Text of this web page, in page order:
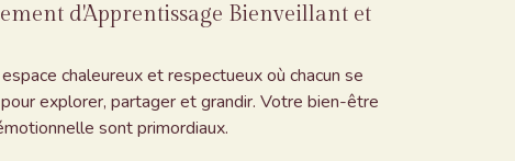
d'Apprentissage Bienveillant et
chaleureux et respectueux où chacun se
explorer, partager et grandir. Votre bien-être
sont primordiaux.